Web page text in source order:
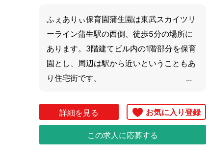
働けると評判です！
◎少人数保育がしたい方にぴったり
生後6か月から2歳児までの定員19名のた
め、と子ども一人ひとりに目が届くから、
アットホームでまるでおうちのなかにいる
ような雰囲気の中、自分らしく働くことが
ふぇありぃ保育園蒲生園は東武スカイツリ
ーライン蒲生駅の西側、徒歩5分の場所に
あります。3階建てビル内の1階部分を保育
園とし、周辺は駅から近いということもあ
り住宅街です。
育園になります。
【ココがポイント】
詳細を見る
この求人に応募する